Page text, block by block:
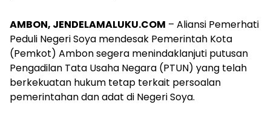
AMBON, JENDELAMALUKU.COM – Aliansi Pemerhati
Peduli Negeri Soya mendesak Pemerintah Kota
(Pemkot) Ambon segera menindaklanjuti putusan
Pengadilan Tata Usaha Negara (PTUN) yang telah
berkekuatan hukum tetap terkait persoalan
pemerintahan dan adat di Negeri Soya.